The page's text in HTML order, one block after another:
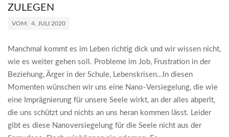
ZULEGEN
2020-
04
VOM: 4. JULI 2020
Manchmal kommt es im Leben richtig dick und wir wissen nicht,
wie es weiter gehen soll. Probleme im Job, Frustration in der
Beziehung, Ärger in der Schule, Lebenskrisen…In diesen
Momenten wünschen wir uns eine Nano-Versiegelung, die wie
eine Imprägnierung für unsere Seele wirkt, an der alles abperlt,
die uns schützt und nichts an uns heran kommen lässt. Leider
gibt es diese Nanoversiegelung für die Seele nicht aus der